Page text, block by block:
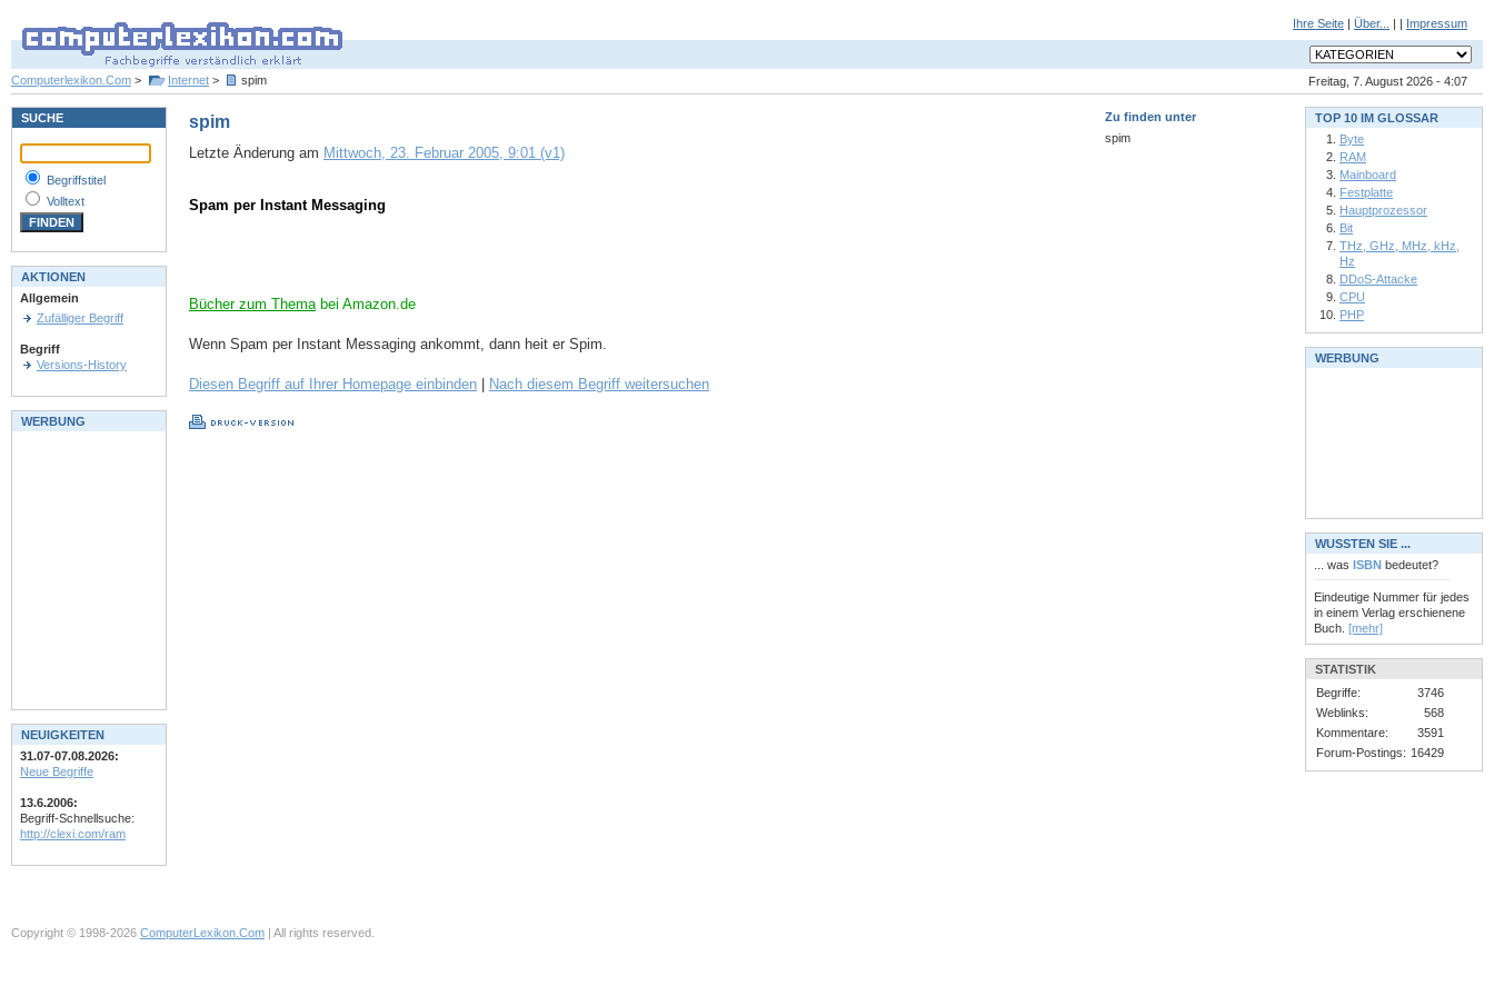
Ihre Seite | Über... | | Impressum
Freitag, 7. August 2026 - 4:07
Computerlexikon.Com > Internet > spim
Zu finden unter
spim
spim
Letzte Änderung am Mittwoch, 23. Februar 2005, 9:01 (v1)
Spam per Instant Messaging
Bücher zum Themabei Amazon.de
Wenn Spam per Instant Messaging ankommt, dann heit er Spim.
Diesen Begriff auf Ihrer Homepage einbinden Nach diesem Begriff weitersuchen
SUCHE
Begriffstitel
Volltext
AKTIONEN
Allgemein
Zufälliger Begriff
Begriff
Versions-History
WERBUNG
NEUIGKEITEN
31.07-07.08.2026:
Neue Begriffe
13.6.2006:
Begriff-Schnellsuche:
http://clexi.com/ram
TOP 10 IM GLOSSAR
Byte
RAM
Mainboard
Festplatte
Hauptprozessor
Bit
THz, GHz, MHz, kHz,
Hz
DDoS-Attacke
CPU
PHP
WERBUNG
WUSSTEN SIE ...
... was ISBN bedeutet?
Eindeutige Nummer für jedes
in einem Verlag erschienene
Buch. [mehr]
STATISTIK
Begriffe:
3746
Weblinks:
568
Kommentare:
3591
Forum-Postings: 16429
Copyright © 1998-2026 ComputerLexikon.Com | All rights reserved.